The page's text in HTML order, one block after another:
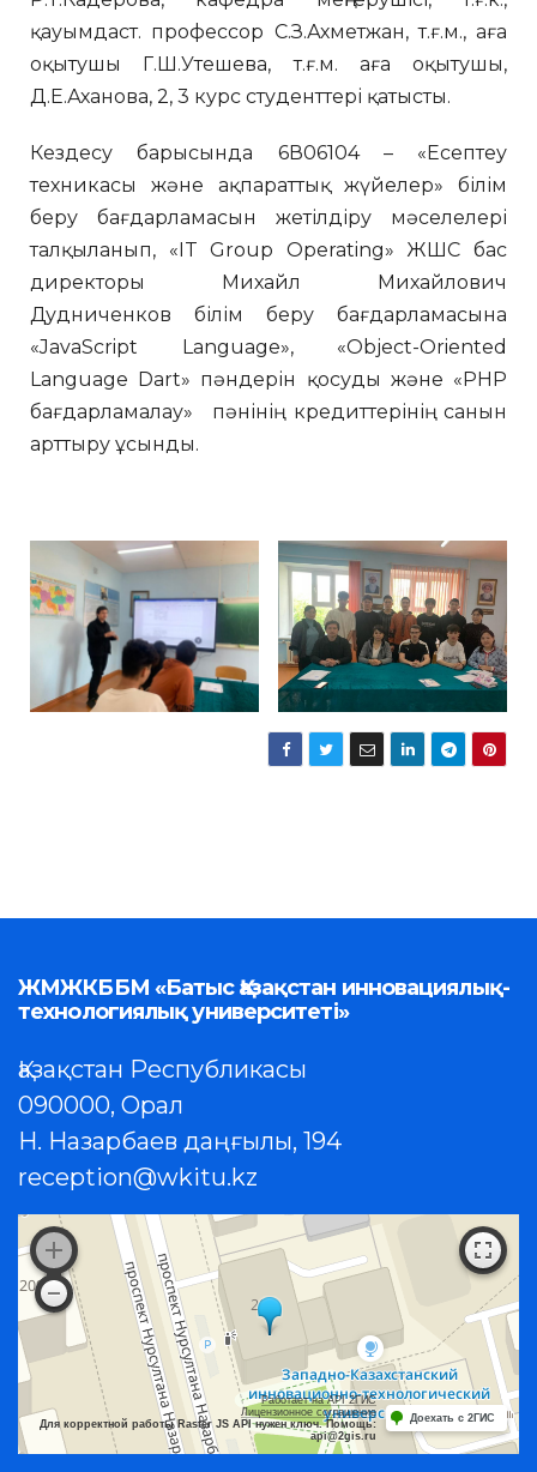
қауымдаст. профессор С.З.Ахметжан, т.ғ.м., аға
оқытушы Г.Ш.Утешева, т.ғ.м. аға оқытушы,
Д.Е.Аханова, 2, 3 курс студенттері қатысты.
Кездесу барысында 6В06104 – «Есептеу
техникасы және ақпараттық жүйелер» білім
беру бағдарламасын жетілдіру мәселелері
талқыланып, «IT Group Operating» ЖШС бас
директоры Михайл Михайлович
Дудниченков білім беру бағдарламасына
«JavaScript Language», «Object-Oriented
Language Dart» пәндерін қосуды және «РНР
бағдарламалау» пәнінің кредиттерінің санын
арттыру ұсынды.
ЖМЖКББМ «Батыс Қазақстан инновациялық-
технологиялық университеті»
Қазақстан Республикасы
090000, Орал
Н. Назарбаев даңғылы, 194
reception@wkitu.kz
Работает на API 2ГИС
Лицензионное соглашение
Для корректной работы Raster JS API нужен ключ. Помощь:
api@2gis.ru
Доехать с 2ГИС